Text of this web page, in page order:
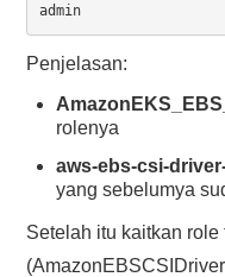
admin
Penjelasan:
rolenya
aws-ebs-csi-
yang sebelumya
Setelah itu kaitkan